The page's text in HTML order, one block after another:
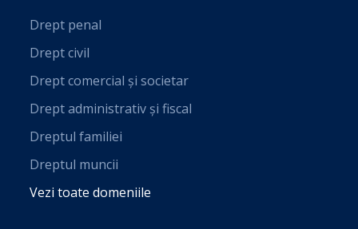
Drept penal
Drept civil
Drept comercial și societar
Drept administrativ și fiscal
Dreptul familiei
Dreptul muncii
Vezi toate domeniile